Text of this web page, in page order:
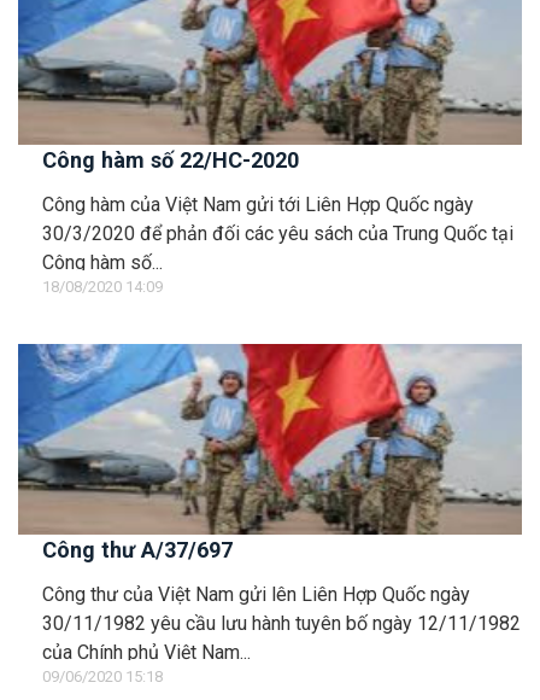
Công hàm số 22/HC-2020
Công hàm của Việt Nam gửi tới Liên Hợp Quốc ngày
30/3/2020 để phản đối các yêu sách của Trung Quốc tại
Công hàm số...
18/08/2020 14:09
Công thư A/37/697
Công thư của Việt Nam gửi lên Liên Hợp Quốc ngày
30/11/1982 yêu cầu lưu hành tuyên bố ngày 12/11/1982
của Chính phủ Việt Nam...
09/06/2020 15:18